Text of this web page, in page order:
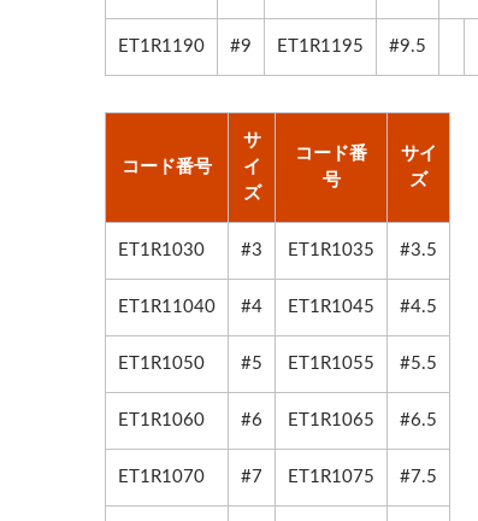
ET1R1190 #9 ET1R1195 #9.5
コード番号
サ
イ
ズ
コード番
号
サイ
ズ
ET1R1030 #3 ET1R1035 #3.5
ET1R11040 #4 ET1R1045 #4.5
ET1R1050 #5 ET1R1055 #5.5
ET1R1060 #6 ET1R1065 #6.5
ET1R1070 #7 ET1R1075 #7.5